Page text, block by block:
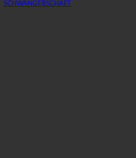
SCHWANGERSCHAFT